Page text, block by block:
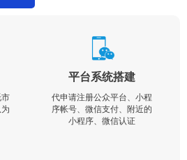
平台系统搭建
代申请注册公众平台、小程
序帐号、微信支付、附近的
小程序、微信认证